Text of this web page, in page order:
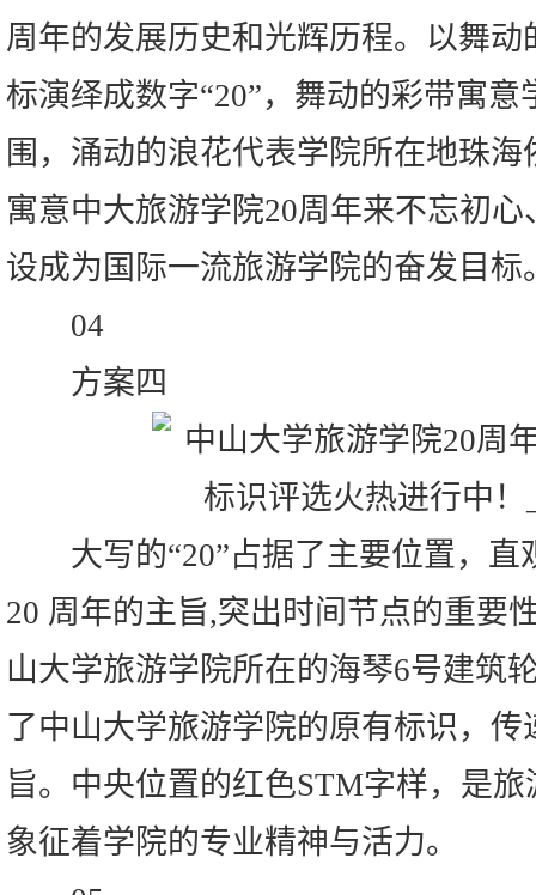
周年的发展历史和光辉历程。以舞
标演绎成数字“20”，舞动的彩带寓
围，涌动的浪花代表学院所在地珠
寓意中大旅游学院20周年来不忘初
设成为国际一流旅游学院的奋发目标
04
方案四
大写的“20”占据了主要位置，直
20 周年的主旨,突出时间节点的重要
山大学旅游学院所在的海琴6号建筑
了中山大学旅游学院的原有标识，
旨。中央位置的红色STM字样，是
象征着学院的专业精神与活力。